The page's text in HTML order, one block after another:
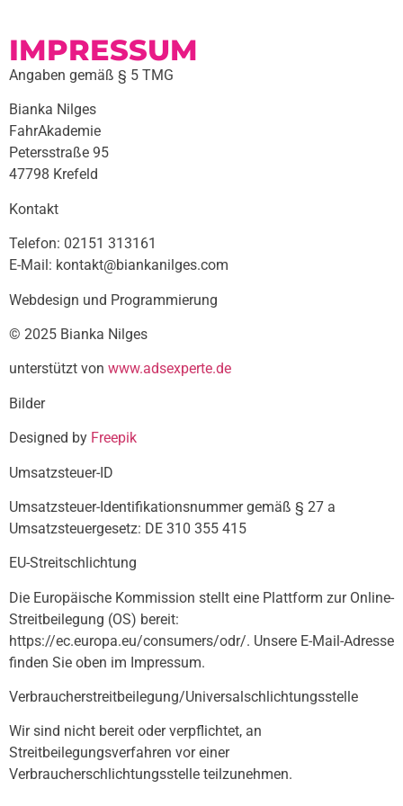
IMPRESSUM
Angaben gemäß § 5 TMG
Bianka Nilges
FahrAkademie
Petersstraße 95
47798 Krefeld
Kontakt
Telefon: 02151 313161
E-Mail: kontakt@biankanilges.com
Webdesign und Programmierung
© 2025 Bianka Nilges
unterstützt von www.adsexperte.de
Bilder
Designed by Freepik
Umsatzsteuer-ID
Umsatzsteuer-Identifikationsnummer gemäß § 27 a
Umsatzsteuergesetz: DE 310 355 415
EU-Streitschlichtung
Die Europäische Kommission stellt eine Plattform zur Online-
Streitbeilegung (OS) bereit:
https://ec.europa.eu/consumers/odr/. Unsere E-Mail-Adresse
finden Sie oben im Impressum.
Verbraucher­streit­beilegung/Universal­schlichtungs­stelle
Wir sind nicht bereit oder verpflichtet, an
Streitbeilegungsverfahren vor einer
Verbraucherschlichtungsstelle teilzunehmen.